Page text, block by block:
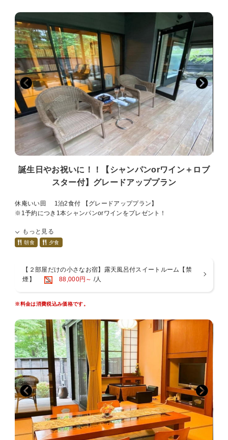
い。
※栃木県の地酒、全国各地の厳選日本酒、シャンパン、ワイン等をご
用意致しております。
【ご朝食】料理長こだわりの和朝食
炊きたてのご飯と素材の旨みを活かした身体にやさしく彩り豊かなメ
ニューをご用意いたしました。ほっとあたたまる和朝食をゆったりと
お召し上がりください。
■食材のアレルギーについて■
・アレルギーや投薬による制限には出来る限り対応いたします。
・苦手食材の対応はいたしません。
お一人様150円
■追加オプション■ 別料金がかかります
和牛サーロイン（A5）
和牛しゃぶしゃぶ
ケーキ
アレンジメントフラワー
■整体■ 完全予約制（現金のみ）
お部屋にて整体を受けられます。
※宿泊予約の際お問い合わせください。
・冷蔵庫 フリードリンク
ビール、緑茶、コーヒー、ミネラルウオーター
・部屋Wi-Fi完備
・換気機能付エアコン
■お部屋■
踏込 2畳
本間 15畳
次の間 10畳 セミダブルベッド2台
掘りごたつ和室 4.5畳
ダイニング
内風呂、露天風呂
テラス、庭
■露天風呂■ 部屋の間取りは同じですのでどちらかになります
「那須の庵」岩風呂
「塩原の庵」ゆったり広め（ひのき枠）
ご希望がある方は備考欄に記入いただくか、宿に直接お問い合わせく
■室内禁煙■
【ご夕食】創作和食会席料理 ※乾杯ドリンク付き
新鮮な地元の旬の食材、素材、器、季節のあしらいを重視した贅を尽
一品ずつのご提供となります。ゆっくりとお食事をお楽しみくださ
※栃木県の地酒、全国各地の厳選日本酒、シャンパン、ワイン等をご
用意致しております。
【ご朝食】料理長こだわりの和朝食
炊きたてのご飯と素材の旨みを活かした身体にやさしく彩り豊かなメ
ニューをご用意いたしました。ほっとあたたまる和朝食をゆったりと
お召し上がりください。
■食材のアレルギーについて■
・アレルギーや投薬による制限には出来る限り対応いたします。
・苦手食材の対応はいたしません。
誕生日やお祝いに！！【シャンパンorワイン＋ロブ
スター付】グレードアッププラン
休庵いい田 1泊2食付 【グレードアッププラン】
※1予約につき1本シャンパンorワインをプレゼント！
■1日2組限定 料理自慢の隠れ宿■
96平米の広々とした露天風呂付客室
■チェックイン・チェックアウト■
■休庵いい田のおもてなし■
スパークリング・ワイン、ソフトドリンク等
・冷蔵庫 フリードリンク
ビール、緑茶、コーヒー、ミネラルウオーター
・部屋Wi-Fi完備
・換気機能付エアコン
■お部屋■
踏込 2畳
本間 15畳
次の間 10畳 セミダブルベッド2台
掘りごたつ和室 4.5畳
ダイニング
内風呂、露天風呂
もっと見る
朝食 夕食
【２部屋だけの小さなお宿】露天風呂付スイートルーム【禁
煙】
88,000円～ /人
※料金は消費税込み価格です。